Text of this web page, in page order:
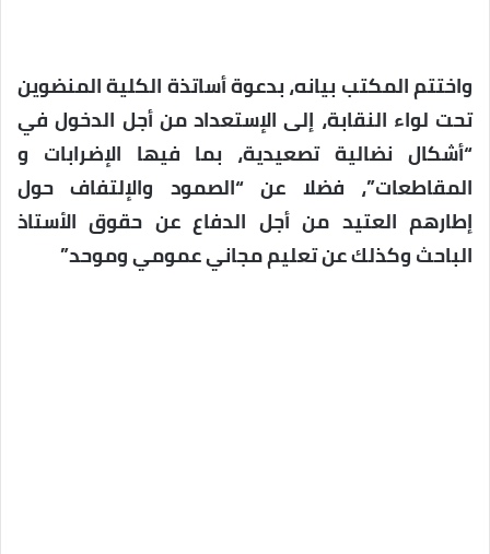
واختتم المكتب بيانه، بدعوة أساتذة الكلية المنضوين
تحت لواء النقابة، إلى الإستعداد من أجل الدخول في
“أشكال نضالية تصعيدية، بما فيها الإضرابات و
المقاطعات”، فضلا عن “الصمود والإلتفاف حول
إطارهم العتيد من أجل الدفاع عن حقوق الأستاذ
الباحث وكذلك عن تعليم مجاني عمومي وموحد”